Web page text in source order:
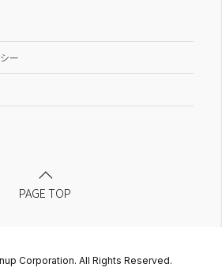
ー
PAGE TOP
Corporation. All Rights Reserved.